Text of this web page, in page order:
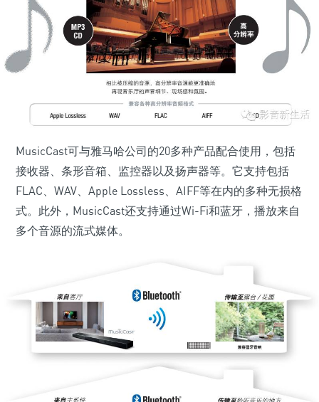
MusicCast可与雅马哈公司的20多种产品配合使用，包括
接收器、条形音箱、监控器以及扬声器等。它支持包括
FLAC、WAV、Apple Lossless、AIFF等在内的多种无损格
式。此外，MusicCast还支持通过Wi-Fi和蓝牙，播放来自
多个音源的流式媒体。